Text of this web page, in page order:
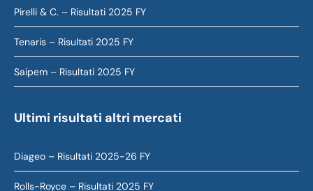
Pirelli & C. – Risultati 2025 FY
Tenaris – Risultati 2025 FY
Saipem – Risultati 2025 FY
Ultimi risultati altri mercati
Diageo – Risultati 2025-26 FY
Rolls-Royce – Risultati 2025 FY